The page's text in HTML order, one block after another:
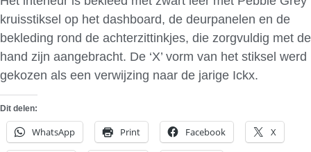
kruisstiksel op het dashboard, de deurpanelen en de
bekleding rond de achterzittinkjes, die zorgvuldig met de
hand zijn aangebracht. De ‘X’ vorm van het stiksel werd
gekozen als een verwijzing naar de jarige Ickx.
Dit delen:
WhatsApp Print Facebook X